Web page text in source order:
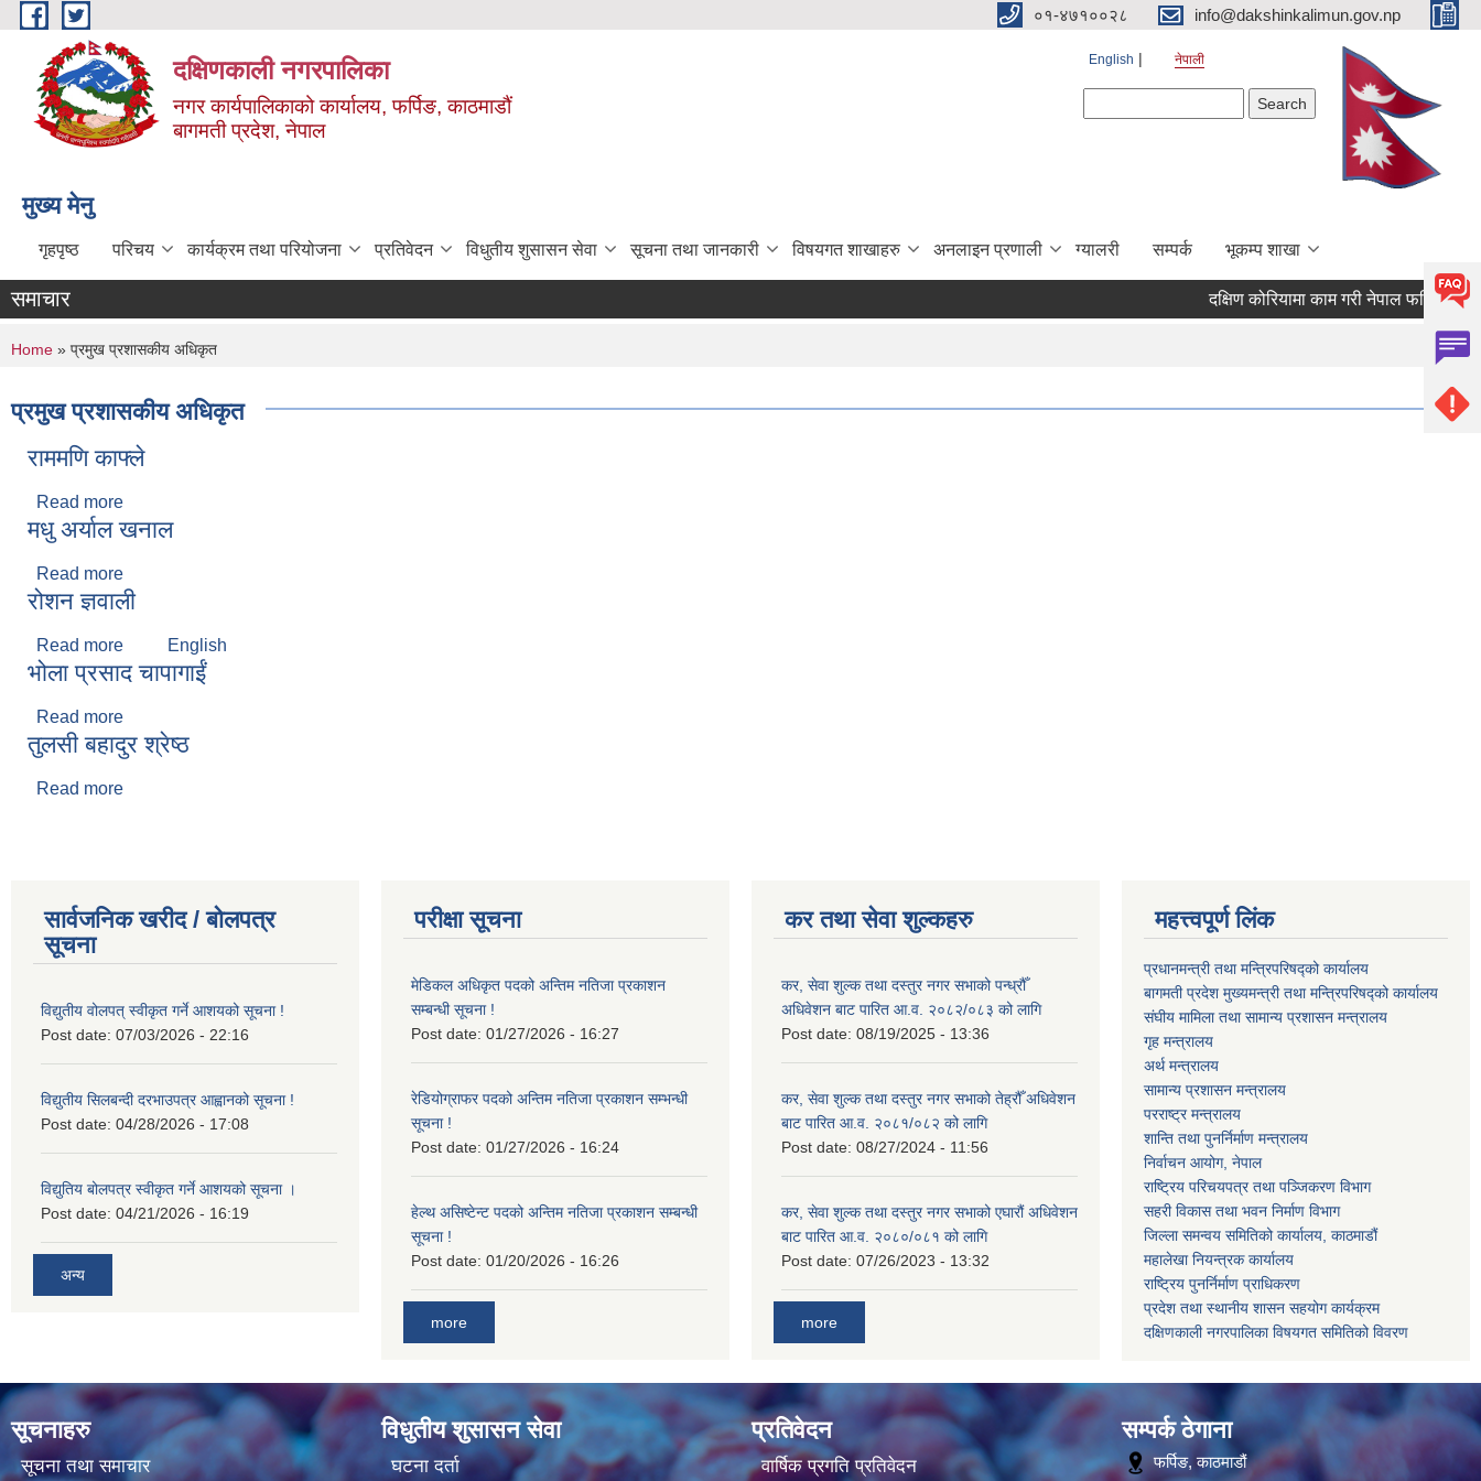
Skip to main content ०१-४७१००२८ info@dakshinkalimun.gov.np
दक्षिणकाली नगरपालिका
नगर कार्यपालिकाको कार्यालय, फर्पिङ, काठमाडौं
बागमती प्रदेश, नेपाल
English नेपाली
मुख्य मेनु
गृहपृष्ठ परिचय कार्यक्रम तथा परियोजना प्रतिवेदन विधुतीय शुसासन सेवा सूचना तथा जानकारी विषयगत शाखाहरु अनलाइन प्रणाली ग्यालरी सम्पर्क भूकम्प शाखा
समाचार दक्षिण कोरियामा काम गरी नेपाल फर्किएका
You are here
Home » प्रमुख प्रशासकीय अधिकृत
प्रमुख प्रशासकीय अधिकृत
राममणि काफ्ले
Read more
मधु अर्याल खनाल
Read more
रोशन ज्ञवाली
Read more about रोशन ज्ञवाली
English
भोला प्रसाद चापागाईं
Read more
तुलसी बहादुर श्रेष्ठ
Read more
सार्वजनिक खरीद / बोलपत्र
सूचना
विद्युतीय वोलपत् स्वीकृत गर्ने आशयको सूचना !
Post date: 07/03/2026 - 22:16
विद्युतीय सिलबन्दी दरभाउपत्र आह्वानको सूचना !
Post date: 04/28/2026 - 17:08
विद्युतिय बोलपत्र स्वीकृत गर्ने आशयको सूचना ।
Post date: 04/21/2026 - 16:19
अन्य
परीक्षा सूचना
मेडिकल अधिकृत पदको अन्तिम नतिजा प्रकाशन
सम्बन्धी सूचना !
Post date: 01/27/2026 - 16:27
रेडियोग्राफर पदको अन्तिम नतिजा प्रकाशन सम्भन्धी
सूचना !
Post date: 01/27/2026 - 16:24
हेल्थ असिष्टेन्ट पदको अन्तिम नतिजा प्रकाशन सम्बन्धी
सूचना !
Post date: 01/20/2026 - 16:26
more
कर तथा सेवा शुल्कहरु
कर, सेवा शुल्क तथा दस्तुर नगर सभाको पन्ध्रौँ
अधिवेशन बाट पारित आ.व. २०८२/०८३ को लागि
Post date: 08/19/2025 - 13:36
कर, सेवा शुल्क तथा दस्तुर नगर सभाको तेह्रौँ अधिवेशन
बाट पारित आ.व. २०८१/०८२ को लागि
Post date: 08/27/2024 - 11:56
कर, सेवा शुल्क तथा दस्तुर नगर सभाको एघारौं अधिवेशन
बाट पारित आ.व. २०८०/०८१ को लागि
Post date: 07/26/2023 - 13:32
more
महत्त्वपूर्ण लिंक
प्रधानमन्त्री तथा मन्त्रिपरिषद्को कार्यालय
बागमती प्रदेश मुख्यमन्त्री तथा मन्त्रिपरिषद्को कार्यालय
संघीय मामिला तथा सामान्य प्रशासन मन्त्रालय
गृह मन्त्रालय
अर्थ मन्त्रालय
सामान्य प्रशासन मन्त्रालय
परराष्ट्र मन्त्रालय
शान्ति तथा पुनर्निर्माण मन्त्रालय
निर्वाचन आयोग, नेपाल
राष्ट्रिय परिचयपत्र तथा पञ्जिकरण विभाग
सहरी विकास तथा भवन निर्माण विभाग
जिल्ला समन्वय समितिको कार्यालय, काठमाडौं
महालेखा नियन्त्रक कार्यालय
राष्ट्रिय पुनर्निर्माण प्राधिकरण
प्रदेश तथा स्थानीय शासन सहयोग कार्यक्रम
दक्षिणकाली नगरपालिका विषयगत समितिको विवरण
सूचनाहरु
सूचना तथा समाचार
विधुतीय शुसासन सेवा
घटना दर्ता
प्रतिवेदन
वार्षिक प्रगति प्रतिवेदन
सम्पर्क ठेगाना
फर्पिङ, काठमाडौं